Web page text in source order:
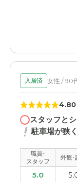
の建物から市内
が併設され、医
入居済 女性 / 90
4.80
スタッフと
駐車場が狭
職員･
スタッフ
外観･
5.0